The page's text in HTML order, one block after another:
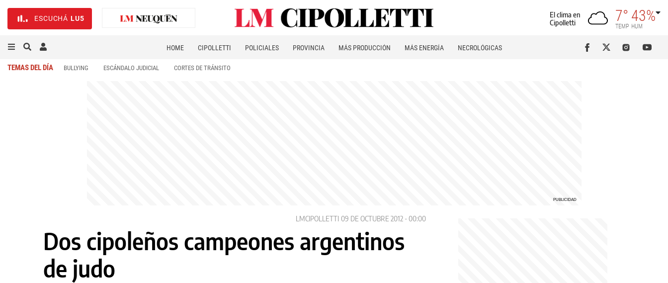
ESCUCHÁ LU5
El clima en
Cipolletti
7°
TEMP
43%
HUM
HOME CIPOLLETTI POLICIALES PROVINCIA MÁS PRODUCCIÓN MÁS ENERGÍA NECROLÓGICAS
TEMAS DEL DÍA BULLYING ESCÁNDALO JUDICIAL CORTES DE TRÁNSITO
LMCIPOLLETTI 09 DE OCTUBRE 2012 - 00:00
Dos cipoleños campeones argentinos
de judo